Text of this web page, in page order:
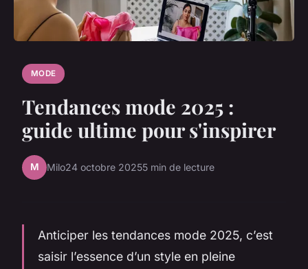
MODE
Tendances mode 2025 :
guide ultime pour s'inspirer
M Milo24 octobre 20255 min de lecture
Anticiper les tendances mode 2025, c’est
saisir l’essence d’un style en pleine